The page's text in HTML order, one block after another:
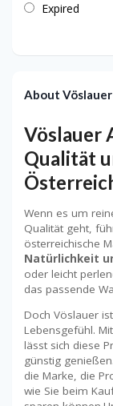
Expired
About Vöslauer
Vöslauer
Qualität
Wenn es um
Qualität geht,
österreichische
Natürlichkeit
oder leicht
das passende
Doch Vöslauer
Lebensgefühl.
lässt sich diese
günstig
die Marke, die
wie Sie beim